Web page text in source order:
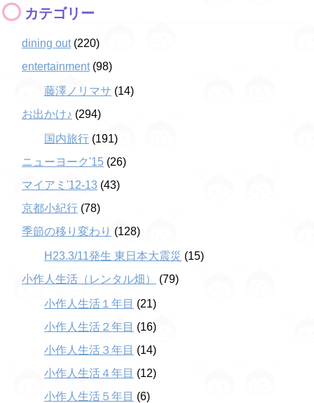
カテゴリー
dining out(220)
entertainment(98)
藤澤ノリマサ (14)
お出かけ♪ (294)
国内旅行 (191)
ニューヨーク'15 (26)
マイアミ'12-13 (43)
京都小紀行 (78)
季節の移り変わり (128)
H23.3/11発生 東日本大震災 (15)
小作人生活（レンタル畑）
(79)
小作人生活１年目 (21)
小作人生活２年目 (16)
小作人生活３年目 (14)
小作人生活４年目 (12)
小作人生活５年目 (6)